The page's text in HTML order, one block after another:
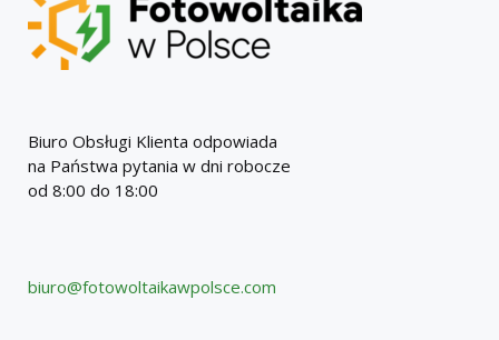
Biuro Obsługi Klienta odpowiada
na Państwa pytania w dni robocze
od 8:00 do 18:00
biuro@fotowoltaikawpolsce.com